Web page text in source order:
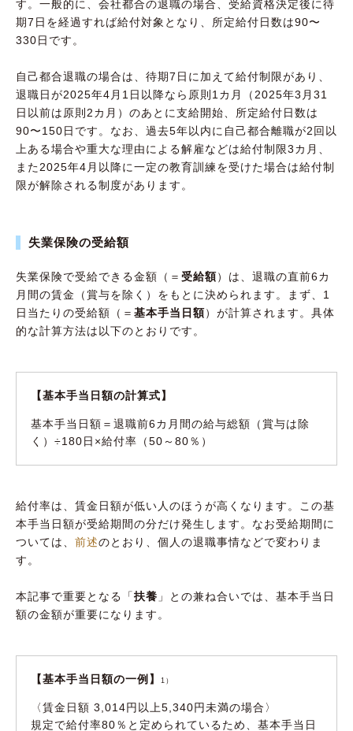
す。一般的に、会社都合の退職の場合、受給資格決定後に待
期7日を経過すれば給付対象となり、所定給付日数は90〜
330日です。
自己都合退職の場合は、待期7日に加えて給付制限があり、
退職日が2025年4月1日以降なら原則1カ月（2025年3月31
日以前は原則2カ月）のあとに支給開始、所定給付日数は
90〜150日です。なお、過去5年以内に自己都合離職が2回以
上ある場合や重大な理由による解雇などは給付制限3カ月、
また2025年4月以降に一定の教育訓練を受けた場合は給付制
限が解除される制度があります。
失業保険の受給額
失業保険で受給できる金額（＝ 受給額）は、退職の直前6カ
月間の賃金（賞与を除く）をもとに決められます。まず、1
日当たりの受給額（＝ 基本手当日額）が計算されます。具体
的な計算方法は以下のとおりです。
【基本手当日額の計算式】
基本手当日額＝退職前6カ月間の給与総額（賞与は除
く）÷180日×給付率（50～80％）
給付率は、賃金日額が低い人のほうが高くなります。この基
本手当日額が受給期間の分だけ発生します。なお受給期間に
ついては、 前述のとおり、個人の退職事情などで変わりま
す。
本記事で重要となる「扶養 」との兼ね合いでは、基本手当日
額の金額が重要になります。
【基本手当日額の一例】1）
〈賃金日額 3,014円以上5,340円未満の場合〉
規定で給付率80％と定められているため、基本手当日